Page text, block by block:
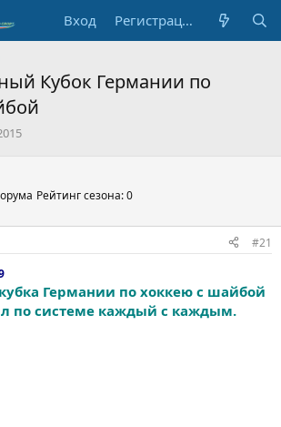
Вход Регистрация
Кубок Германии по
Рейтинг сезона: 0
#21
Германии по хоккею с шайбой
по системе каждый с каждым.